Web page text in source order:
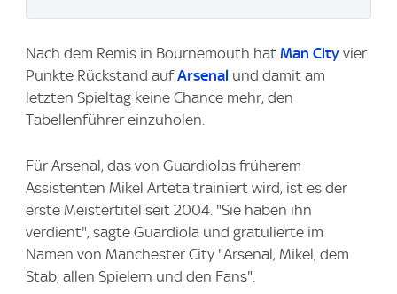
Nach dem Remis in Bournemouth hat Man City vier
Punkte Rückstand aufArsenal und damit am
letzten Spieltag keine Chance mehr, den
Tabellenführer einzuholen.
Für Arsenal, das von Guardiolas früherem
Assistenten Mikel Arteta trainiert wird, ist es der
erste Meistertitel seit 2004. "Sie haben ihn
verdient", sagte Guardiola und gratulierte im
Namen von Manchester City "Arsenal, Mikel, dem
Stab, allen Spielern und den Fans".